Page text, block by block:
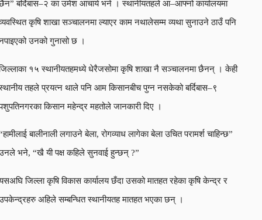
बर्दिबास–२ का उमेश आचार्य भने । स्थानीयतहले आ–आफ्नो कार्यालयमा
कृषि शाखा सञ्चालनमा ल्याएर काम नथालेसम्म व्यथा सुनाउने ठाउँ पनि
उनको गुनासो छ ।
१५ स्थानीयतहमध्ये धेरैजसोमा कृषि शाखा नै सञ्चालनमा छैनन् । केही
तहले प्रयत्न थाले पनि आम किसानबीच पुग्न नसकेको बर्दिबास–९
किसान महेन्द्र महतोले जानकारी दिए ।
बालीनाली लगाउने बेला, रोगव्याध लागेका बेला उचित परामर्श चाहिन्छ”
भने, “खै यी पक्ष कहिले सुनवाई हुन्छन् ?”
जिल्ला कृषि विकास कार्यालय छँदा उसको मातहत रहेका कृषि केन्द्र र
अहिले सम्बन्धित स्थानीयतह मातहत भएका छन् ।